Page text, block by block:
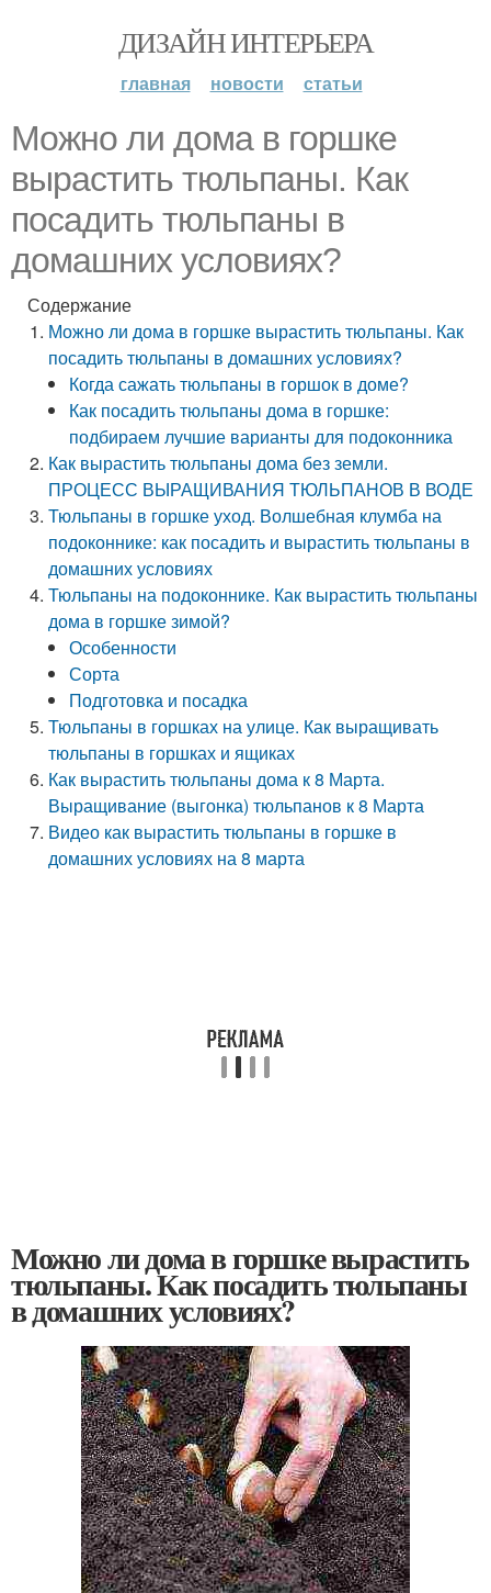
ДИЗАЙН ИНТЕРЬЕРА
главная новости статьи
Можно ли дома в горшке
вырастить тюльпаны. Как
посадить тюльпаны в
домашних условиях?
Содержание
Можно ли дома в горшке вырастить тюльпаны. Как
посадить тюльпаны в домашних условиях?
Когда сажать тюльпаны в горшок в доме?
Как посадить тюльпаны дома в горшке:
подбираем лучшие варианты для подоконника
Как вырастить тюльпаны дома без земли.
ПРОЦЕСС ВЫРАЩИВАНИЯ ТЮЛЬПАНОВ В ВОДЕ
Тюльпаны в горшке уход. Волшебная клумба на
подоконнике: как посадить и вырастить тюльпаны в
домашних условиях
Тюльпаны на подоконнике. Как вырастить тюльпаны
дома в горшке зимой?
Особенности
Сорта
Подготовка и посадка
Тюльпаны в горшках на улице. Как выращивать
тюльпаны в горшках и ящиках
Как вырастить тюльпаны дома к 8 Марта.
Выращивание (выгонка) тюльпанов к 8 Марта
Видео как вырастить тюльпаны в горшке в
домашних условиях на 8 марта
Можно ли дома в горшке вырастить
тюльпаны. Как посадить тюльпаны
в домашних условиях?